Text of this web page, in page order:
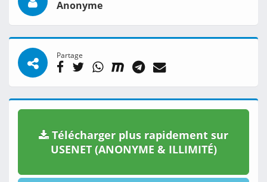
Anonyme
Partage
Télécharger plus rapidement sur
USENET (ANONYME & ILLIMITÉ)